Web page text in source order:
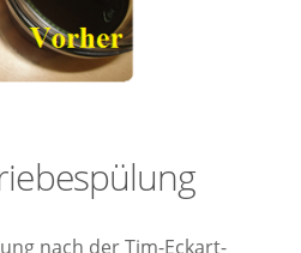
nach der Tim-Eckart-